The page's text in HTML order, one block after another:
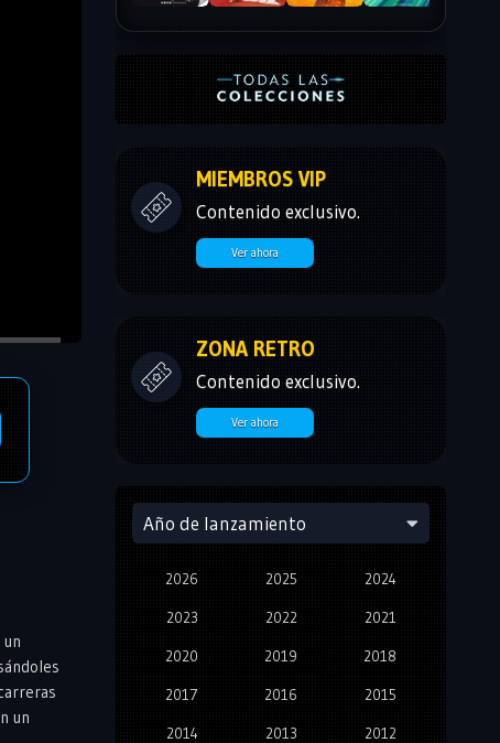
un
MIEMBROS VIP
Contenido exclusivo.
Ver ahora
ZONA RETRO
Contenido exclusivo.
Ver ahora
Año de lanzamiento
2026 2025 2024
2023 2022 2021
2020 2019 2018
2017 2016 2015
2014 2013 2012